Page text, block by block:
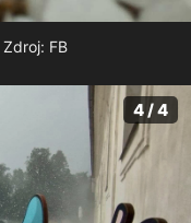
FB
4 / 4